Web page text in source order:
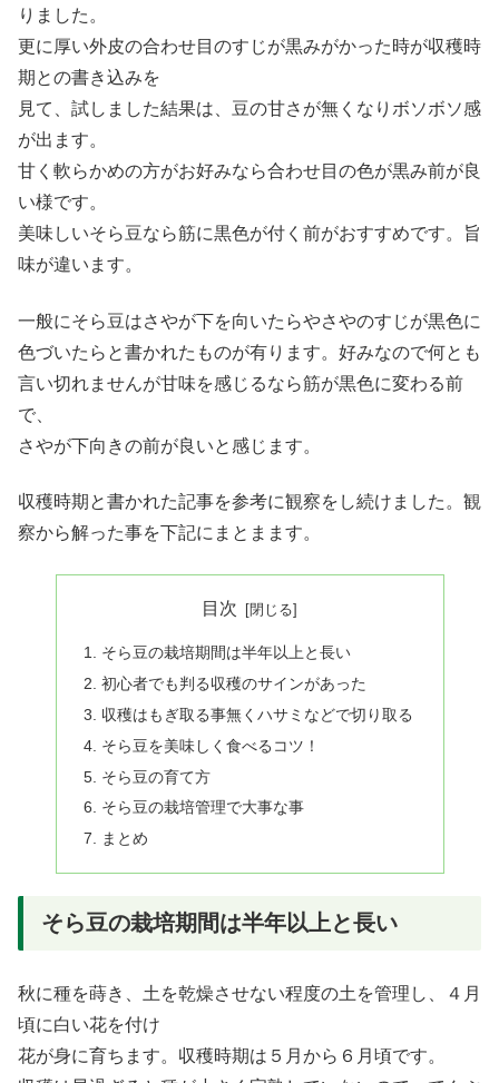
りました。
更に厚い外皮の合わせ目のすじが黒みがかった時が収穫時
期との書き込みを
見て、試しました結果は、豆の甘さが無くなりボソボソ感
が出ます。
甘く軟らかめの方がお好みなら合わせ目の色が黒み前が良
い様です。
美味しいそら豆なら筋に黒色が付く前がおすすめです。旨
味が違います。
一般にそら豆はさやが下を向いたらやさやのすじが黒色に
色づいたらと書かれたものが有ります。好みなので何とも
言い切れませんが甘味を感じるなら筋が黒色に変わる前
で、
さやが下向きの前が良いと感じます。
収穫時期と書かれた記事を参考に観察をし続けました。観
察から解った事を下記にまとまます。
目次
そら豆の栽培期間は半年以上と長い
初心者でも判る収穫のサインがあった
収穫はもぎ取る事無くハサミなどで切り取る
そら豆を美味しく食べるコツ！
そら豆の育て方
そら豆の栽培管理で大事な事
まとめ
そら豆の栽培期間は半年以上と長い
秋に種を蒔き、土を乾燥させない程度の土を管理し、４月
頃に白い花を付け
花が身に育ちます。収穫時期は５月から６月頃です。